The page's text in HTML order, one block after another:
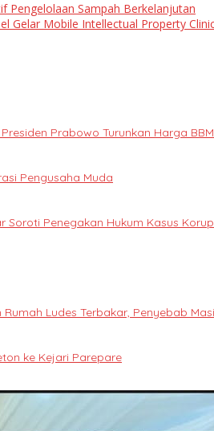
Pengelolaan Sampah Berkelanjutan
Gelar Mobile Intellectual Property
Prabowo Turunkan Harga
Pengusaha Muda
Penegakan Hukum Kasus
Ludes Terbakar, Penyebab
ke Kejari Parepare